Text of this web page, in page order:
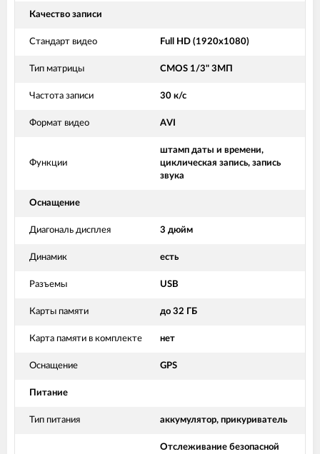
Качество записи
Стандарт видео Full HD (1920x1080)
Тип матрицы CMOS 1/3" 3МП
Частота записи 30 к/с
Формат видео AVI
Функции
штамп даты и времени,
циклическая запись, запись
звука
Оснащение
Диагональ дисплея 3 дюйм
Динамик есть
Разъемы USB
Карты памяти до 32 ГБ
Карта памяти в комплекте нет
Оснащение GPS
Питание
Тип питания аккумулятор, прикуриватель
Отслеживание безопасной